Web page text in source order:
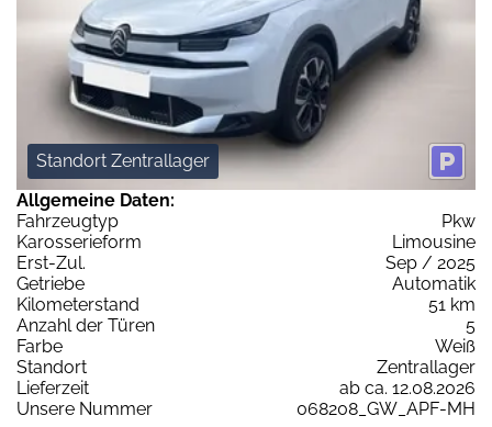
Standort Zentrallager
Allgemeine Daten:
Fahrzeugtyp
Pkw
Karosserieform
Limousine
Erst-Zul.
Sep / 2025
Getriebe
Automatik
Kilometerstand
51 km
Anzahl der Türen
5
Farbe
Weiß
Standort
Zentrallager
Lieferzeit
ab ca. 12.08.2026
Unsere Nummer
068208_GW_APF-MH